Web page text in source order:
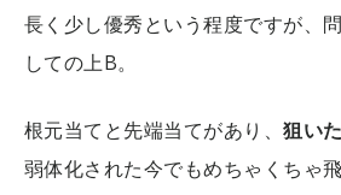
長く少し優秀という程度ですが、
しての上B。
根元当てと先端当てがあり、狙い
弱体化された今でもめちゃくちゃ飛